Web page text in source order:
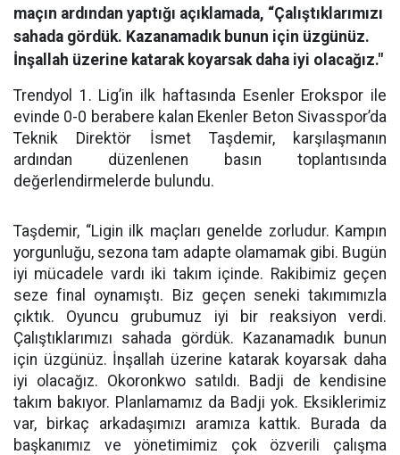
maçın ardından yaptığı açıklamada, “Çalıştıklarımızı
sahada gördük. Kazanamadık bunun için üzgünüz.
İnşallah üzerine katarak koyarsak daha iyi olacağız."
Trendyol 1. Lig’in ilk haftasında Esenler Erokspor ile
evinde 0-0 berabere kalan Ekenler Beton Sivasspor’da
Teknik Direktör İsmet Taşdemir, karşılaşmanın
ardından düzenlenen basın toplantısında
değerlendirmelerde bulundu.
Taşdemir, “Ligin ilk maçları genelde zorludur. Kampın
yorgunluğu, sezona tam adapte olamamak gibi. Bugün
iyi mücadele vardı iki takım içinde. Rakibimiz geçen
seze final oynamıştı. Biz geçen seneki takımımızla
çıktık. Oyuncu grubumuz iyi bir reaksiyon verdi.
Çalıştıklarımızı sahada gördük. Kazanamadık bunun
için üzgünüz. İnşallah üzerine katarak koyarsak daha
iyi olacağız. Okoronkwo satıldı. Badji de kendisine
takım bakıyor. Planlamamız da Badji yok. Eksiklerimiz
var, birkaç arkadaşımızı aramıza kattık. Burada da
başkanımız ve yönetimimiz çok özverili çalışma